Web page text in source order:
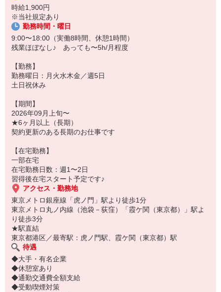
時給1,900円
※当社規定あり
勤務時間・曜日
9:00〜18:00（実働8時間、休憩1時間）
残業ほぼなし♪ あっても〜5h/月程度
【勤務】
勤務曜日：月火水木金／週5日
土日祝休み
【期間】
2026年09月上旬〜
★6ヶ月以上（長期）
契約更新のある長期のお仕事です
【在宅勤務】
一部在宅
在宅勤務日数：週1〜2日
習得後在宅スタート予定です♪
アクセス・勤務地
東京メトロ銀座線「虎ノ門」駅より徒歩1分
東京メトロ丸ノ内線（池袋－荻窪）「霞ケ関（東京都）」駅よ
り徒歩3分
★駅直結
東京都港区／最寄駅：虎ノ門駅、霞ケ関（東京都）駅
待遇
◆大手・有名企業
◆休憩室あり
◆通勤交通費全額支給
◆受動喫煙対策